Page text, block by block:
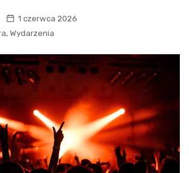
1 czerwca 2026
, Wydarzenia